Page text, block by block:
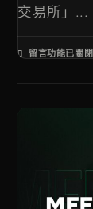
交易所」...
留言功能已關閉